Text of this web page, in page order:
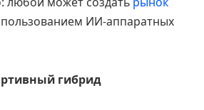
ИИ-аппаратных
гибрид